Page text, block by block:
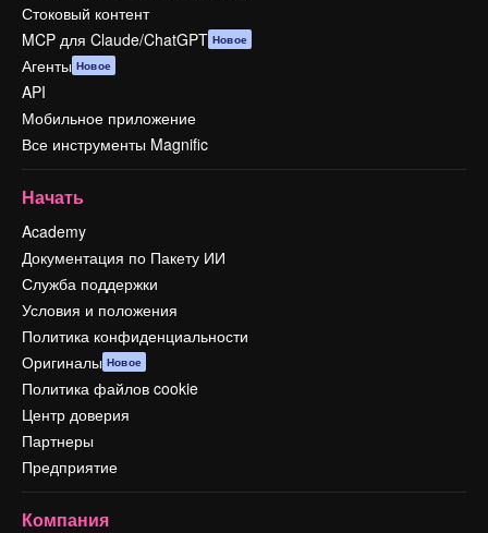
Стоковый контент
MCP для Claude/ChatGPT Новое
Агенты Новое
API
Мобильное приложение
Все инструменты Magnific
Начать
Academy
Документация по Пакету ИИ
Служба поддержки
Условия и положения
Политика конфиденциальности
Оригиналы Новое
Политика файлов cookie
Центр доверия
Партнеры
Предприятие
Компания